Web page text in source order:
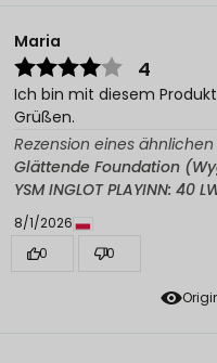
Maria
4
Ich bin mit diesem
Grüßen.
Rezension eines ähnlichen
Glättende Foundation
YSM INGLOT PLAYINN: 40
8/1/2026
0
0